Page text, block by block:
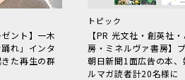
ント】一木
れ」インタ
た再生の群
トピック
【PR 光文社・創英社
房・ミネルヴァ書房】
朝日新聞1面広告の本、
ルマガ読者計20名様に